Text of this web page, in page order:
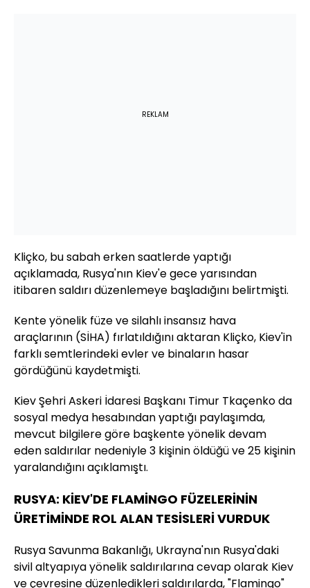
REKLAM
Kliçko, bu sabah erken saatlerde yaptığı
açıklamada, Rusya'nın Kiev'e gece yarısından
itibaren saldırı düzenlemeye başladığını belirtmişti.
Kente yönelik füze ve silahlı insansız hava
araçlarının (SİHA) fırlatıldığını aktaran Kliçko, Kiev'in
farklı semtlerindeki evler ve binaların hasar
gördüğünü kaydetmişti.
Kiev Şehri Askeri İdaresi Başkanı Timur Tkaçenko da
sosyal medya hesabından yaptığı paylaşımda,
mevcut bilgilere göre başkente yönelik devam
eden saldırılar nedeniyle 3 kişinin öldüğü ve 25 kişinin
yaralandığını açıklamıştı.
RUSYA: KİEV'DE FLAMİNGO FÜZELERİNİN
ÜRETİMİNDE ROL ALAN TESİSLERİ VURDUK
Rusya Savunma Bakanlığı, Ukrayna'nın Rusya'daki
sivil altyapıya yönelik saldırılarına cevap olarak Kiev
ve çevresine düzenledikleri saldırılarda, "Flamingo"